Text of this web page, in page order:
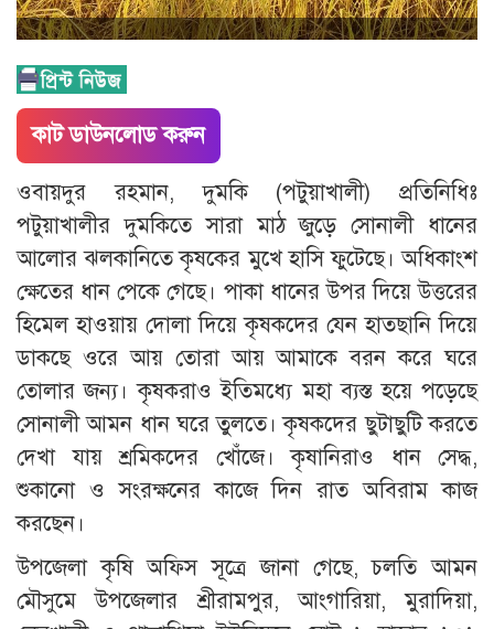
কাট ডাউনলোড করুন
ওবায়দুর রহমান, দুমকি (পটুয়াখালী) প্রতিনিধিঃ
পটুয়াখালীর দুমকিতে সারা মাঠ জুড়ে সোনালী ধানের
আলোর ঝলকানিতে কৃষকের মুখে হাসি ফুটেছে। অধিকাংশ
ক্ষেতের ধান পেকে গেছে। পাকা ধানের উপর দিয়ে উত্তরের
হিমেল হাওয়ায় দোলা দিয়ে কৃষকদের যেন হাতছানি দিয়ে
ডাকছে ওরে আয় তোরা আয় আমাকে বরন করে ঘরে
তোলার জন্য। কৃষকরাও ইতিমধ্যে মহা ব্যস্ত হয়ে পড়েছে
সোনালী আমন ধান ঘরে তুলতে। কৃষকদের ছুটাছুটি করতে
দেখা যায় শ্রমিকদের খোঁজে। কৃষানিরাও ধান সেদ্ধ,
শুকানো ও সংরক্ষনের কাজে দিন রাত অবিরাম কাজ
করছেন।
উপজেলা কৃষি অফিস সূত্রে জানা গেছে, চলতি আমন
মৌসুমে উপজেলার শ্রীরামপুর, আংগারিয়া, মুরাদিয়া,